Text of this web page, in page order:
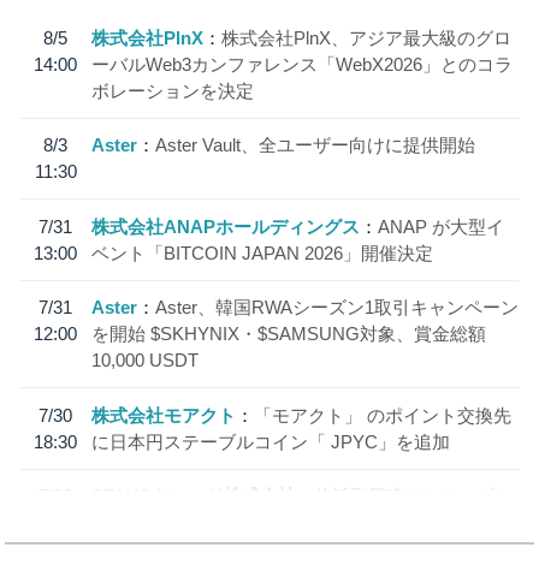
8/5
14:00
株式会社PlnX
株式会社PlnX、アジア最大級のグロ
ーバルWeb3カンファレンス「WebX2026」とのコラ
ボレーションを決定
8/3
11:30
Aster Aster Vault、全ユーザー向けに提供開始
7/31
13:00
株式会社ANAPホールディングス
ANAP が大型イ
ベント「BITCOIN JAPAN 2026」開催決定
7/31
12:00
Aster
Aster、韓国RWAシーズン1取引キャンペーン
を開始 $SKHYNIX・$SAMSUNG対象、賞金総額
10,000 USDT
7/30
18:30
株式会社モアクト
「モアクト」 のポイント交換先
に日本円ステーブルコイン「 JPYC」を追加
7/29
SBI VCトレード株式会社
信託型円建てステーブル